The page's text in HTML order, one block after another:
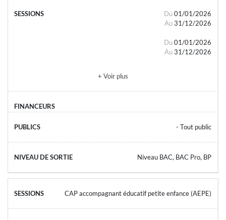
Du 01/01/2026
Au 31/12/2026
Du 01/01/2026
Au 31/12/2026
+ Voir plus
- Tout public
Niveau BAC, BAC Pro, BP
CAP accompagnant éducatif petite enfance (AEPE)